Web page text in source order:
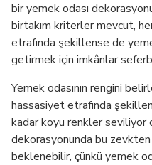
bir yemek odası
birtakım kriterler mevcut,
etrafında şekillense de
getirmek için imkânlar
Yemek odasının rengini
hassasiyet etrafında
kadar koyu renkler seviliyor
dekorasyonunda bu
beklenebilir, çünkü yemek